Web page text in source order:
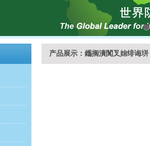
产品展示：鑴搁潰闃叉姢绯诲垪